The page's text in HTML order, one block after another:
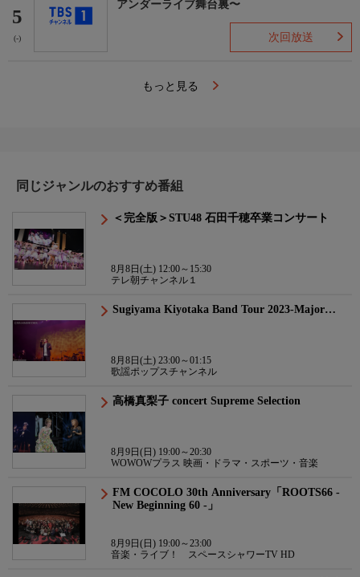
5
(-)
アンダーライブ舞台裏〜
次回放送
もっと見る
同じジャンルのおすすめ番組
＜完全版＞STU48 石田千穂卒業コンサート
8月8日(土) 12:00～15:30
テレ朝チャンネル１
Sugiyama Kiyotaka Band Tour 2023-Major…
8月8日(土) 23:00～01:15
歌謡ポップスチャンネル
高橋真梨子 concert Supreme Selection
8月9日(日) 19:00～20:30
WOWOWプラス 映画・ドラマ・スポーツ・音楽
FM COCOLO 30th Anniversary「ROOTS66 -
New Beginning 60 -」
8月9日(日) 19:00～23:00
音楽・ライブ！ スペースシャワーTV HD